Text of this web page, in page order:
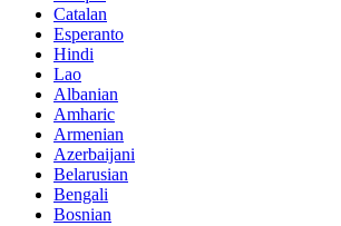
Catalan
Esperanto
Hindi
Lao
Albanian
Amharic
Armenian
Azerbaijani
Belarusian
Bengali
Bosnian